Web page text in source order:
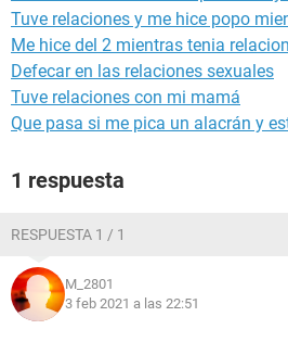
Tuve relaciones y me hice popo
Me hice del 2 mientras tenia
Defecar en las relaciones sexuales
Tuve relaciones con mi mamá
Que pasa si me pica un alacrán y
1 respuesta
RESPUESTA 1 / 1
M_2801
3 feb 2021 a las 22:51